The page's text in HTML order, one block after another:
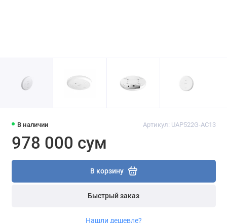
В наличии Артикул: UAP522G-AC13
978 000 сум
В корзину
Быстрый заказ
Нашли дешевле?